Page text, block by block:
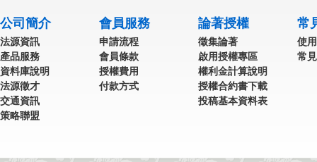
公司簡介
法源資訊
產品服務
資料庫說明
法源徵才
交通資訊
策略聯盟
會員服務
申請流程
會員條款
授權費用
付款方式
論著授權
徵集論著
啟用授權專區
權利金計算說明
授權合約書下載
投稿基本資料表
常
使
常